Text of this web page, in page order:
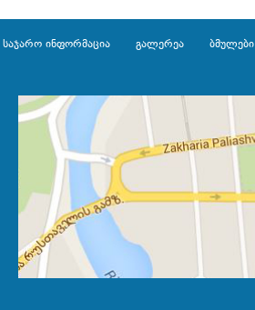
საჯარო ინფორმაცია გალერეა ბმულები